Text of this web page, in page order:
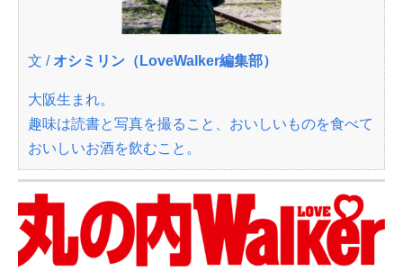
文 / オシミリン（LoveWalker編集部）
大阪生まれ。
趣味は読書と写真を撮ること、おいしいものを食べて
おいしいお酒を飲むこと。